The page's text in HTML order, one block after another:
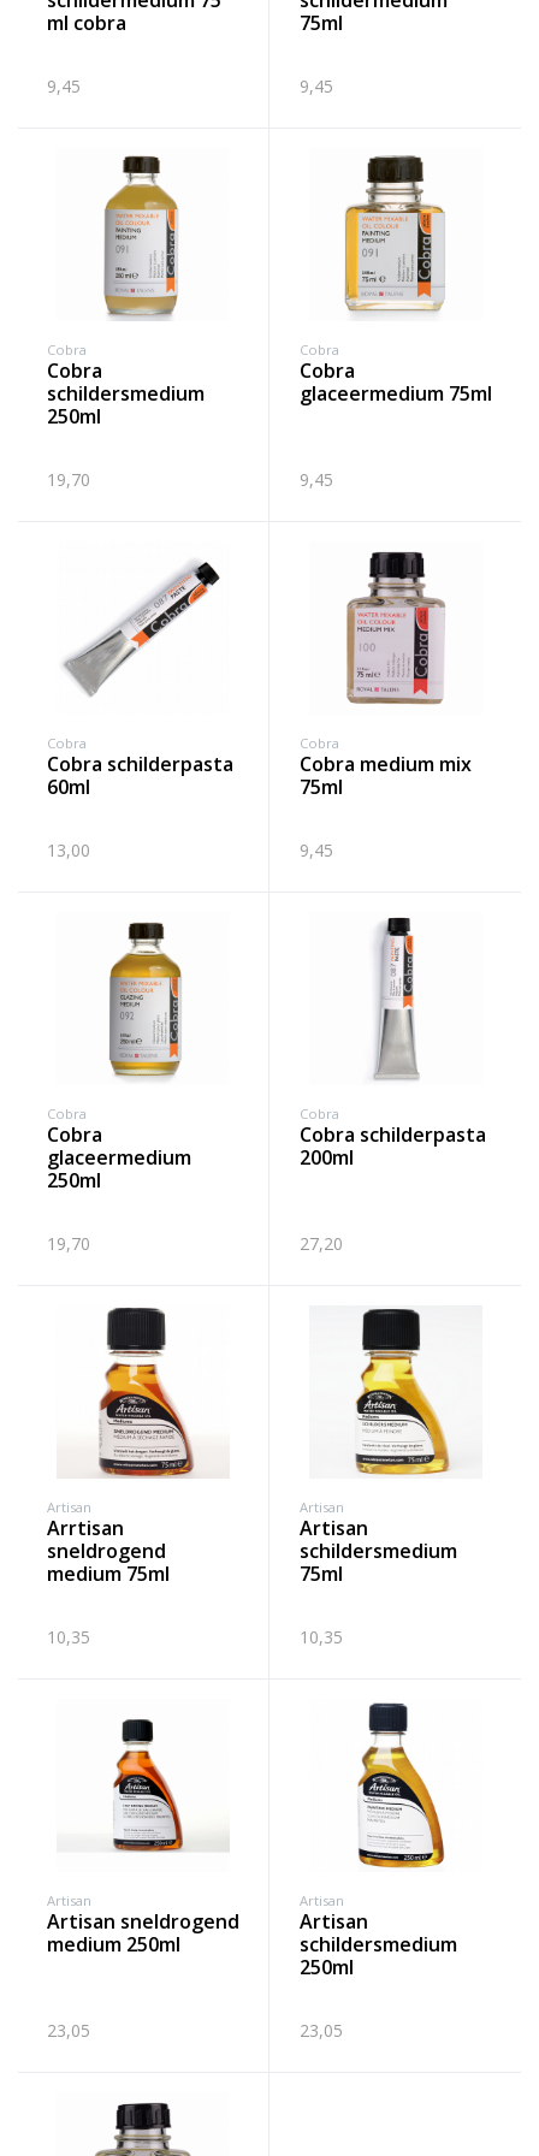
ml cobra
9,45
75ml
9,45
Cobra
cobra
schildersmedium
250ml
19,70
Cobra
cobra
glaceermedium 75ml
9,45
Cobra
cobra schilderpasta
60ml
13,00
Cobra
cobra medium mix
75ml
9,45
Cobra
cobra
glaceermedium
250ml
19,70
Cobra
cobra schilderpasta
200ml
27,20
Artisan
arrtisan
sneldrogend
medium 75ml
10,35
Artisan
artisan
schildersmedium
75ml
10,35
Artisan
artisan sneldrogend
medium 250ml
23,05
Artisan
artisan
schildersmedium
250ml
23,05